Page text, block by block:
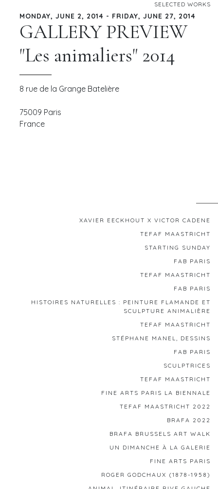
SELECTED WORKS
MONDAY, JUNE 2, 2014 - FRIDAY, JUNE 27, 2014
GALLERY PREVIEW
"Les animaliers" 2014
8 rue de la Grange Batelière
75009 Paris
France
XAVIER EECKHOUT X VICTOR CADENE
TEFAF MAASTRICHT
STARTING SUNDAY
FAB PARIS
TEFAF MAASTRICHT
FAB PARIS
HISTOIRES NATURELLES : PEINTURE FLAMANDE ET
SCULPTURE ANIMALIÈRE
TEFAF MAASTRICHT
STÉPHANE MANEL, DESSINS
FAB PARIS
SCULPTRICES
TEFAF MAASTRICHT
FINE ARTS PARIS LA BIENNALE
TEFAF MAASTRICHT 2022
BRAFA 2022
BRAFA BRUSSELS ART WALK
UN DIMANCHE À LA GALERIE
FINE ARTS PARIS
ROGER GODCHAUX (1878-1958)